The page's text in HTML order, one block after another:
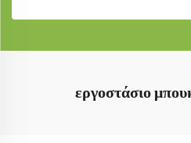
εργοστάσιο